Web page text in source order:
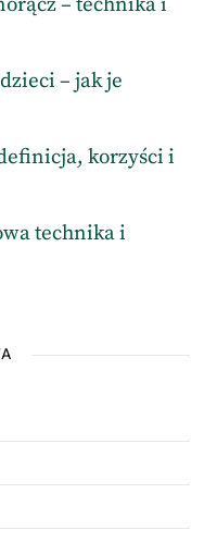
– technika i
– jak je
korzyści i
technika i